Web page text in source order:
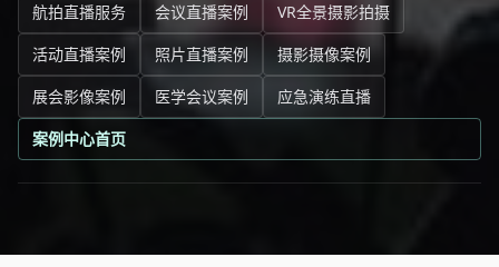
航拍直播服务
会议直播案例
VR全景摄影拍摄
活动直播案例
照片直播案例
摄影摄像案例
展会影像案例
医学会议案例
应急演练直播
案例中心首页